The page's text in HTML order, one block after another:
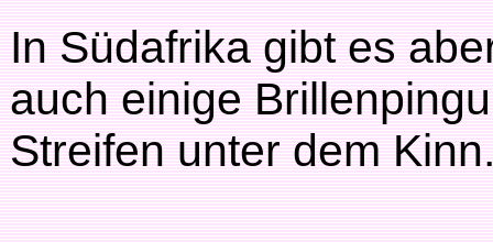
In Südafrika gibt es
auch einige
Streifen unter dem